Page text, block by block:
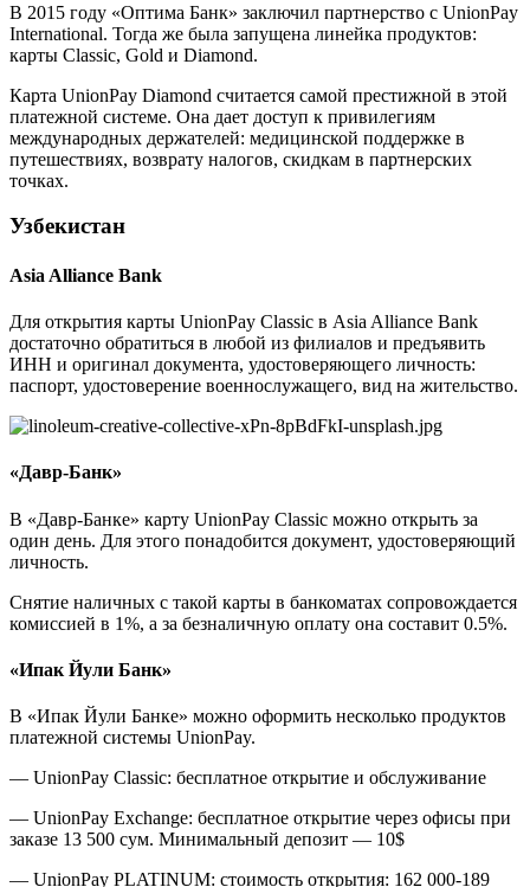
В 2015 году «Оптима Банк» заключил партнерство с UnionPay
International. Тогда же была запущена линейка продуктов:
карты Classic, Gold и Diamond.
Карта UnionPay Diamond считается самой престижной в этой
платежной системе. Она дает доступ к привилегиям
международных держателей: медицинской поддержке в
путешествиях, возврату налогов, скидкам в партнерских
точках.
Узбекистан
Asia Alliance Bank
Для открытия карты UnionPay Classic в Asia Alliance Bank
достаточно обратиться в любой из филиалов и предъявить
ИНН и оригинал документа, удостоверяющего личность:
паспорт, удостоверение военнослужащего, вид на жительство.
«Давр-Банк»
В «Давр-Банке» карту UnionPay Classic можно открыть за
один день. Для этого понадобится документ, удостоверяющий
личность.
Снятие наличных с такой карты в банкоматах сопровождается
комиссией в 1%, а за безналичную оплату она составит 0.5%.
«Ипак Йули Банк»
В «Ипак Йули Банке» можно оформить несколько продуктов
платежной системы UnionPay.
— UnionPay Classic: бесплатное открытие и обслуживание
— UnionPay Exchange: бесплатное открытие через офисы при
заказе 13 500 сум. Минимальный депозит — 10$
— UnionPay PLATINUM: стоимость открытия: 162 000-189